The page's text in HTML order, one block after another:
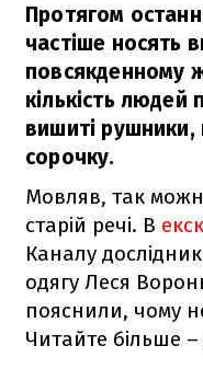
Протягом
частіше носять
повсякденному
кількість
вишиті рушники,
сорочку.
Мовляв, так
старій речі. В
Каналу
одягу Леся
пояснили, чому
Читайте більше